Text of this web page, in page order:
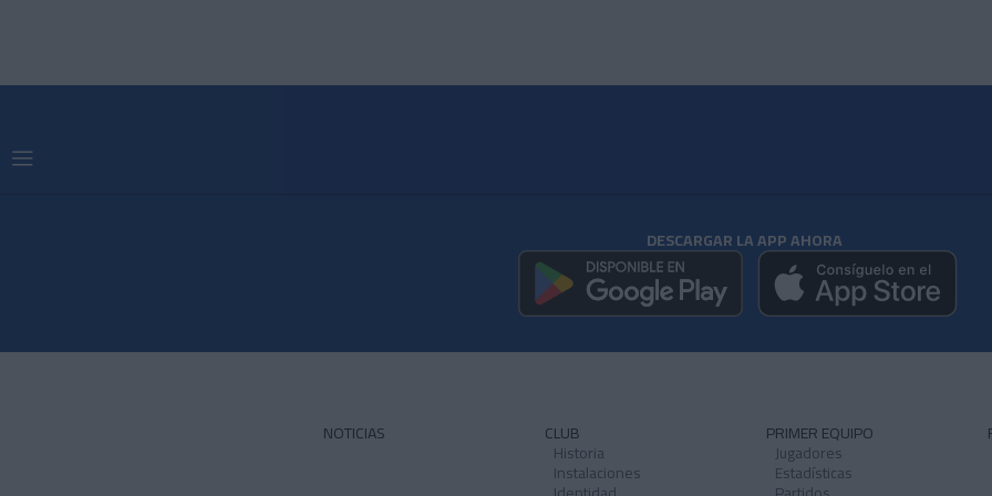
DESCARGAR LA APP AHORA
NOTICIAS CLUB
Historia
Instalaciones
PRIMER EQUIPO
Jugadores
Estadísticas